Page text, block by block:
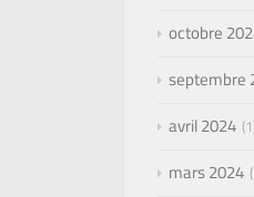
octobre
septembre
avril 2024 1
mars 2024